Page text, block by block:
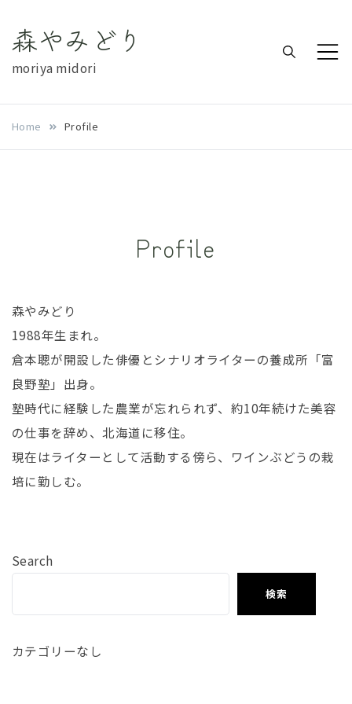
content
森やみどり
moriya midori
Home Profile
Profile
森やみどり
1988年生まれ。
倉本聰が開設した俳優とシナリオライターの養成所「富
良野塾」 出身。
塾時代に経験した農業が忘れられず、 約10年続けた美容
の仕事を辞め、北海道に移住。
現在はライターとして活動する傍ら、ワインぶどうの栽
培に勤しむ。
Search
検索
カテゴリーなし